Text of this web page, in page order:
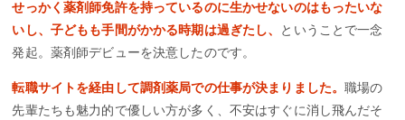
せっかく薬剤師免許を持っているのに生かせないのはもったいな
いし、子どもも手間がかかる時期は過ぎたし、 ということで一念
発起。薬剤師デビューを決意したのです。
転職サイトを経由して調剤薬局での仕事が決まりました。職場の
先輩たちも魅力的で優しい方が多く、不安はすぐに消し飛んだそ